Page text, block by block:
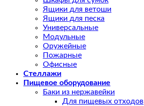
Ящики для ветоши
Ящики для песка
Универсальные
Модульные
Оружейные
Пожарные
Офисные
Стеллажи
Пищевое оборудование
Баки из нержавейки
Для пищевых отходов